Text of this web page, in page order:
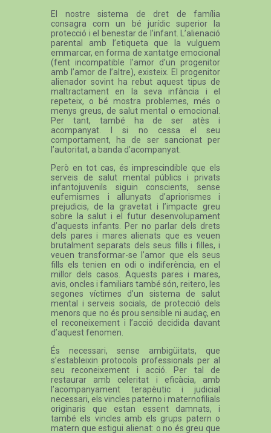
El nostre sistema de dret de família
consagra com un bé jurídic superior la
protecció i el benestar de l’infant. L’alienació
parental amb l’etiqueta que la vulguem
emmarcar, en forma de xantatge emocional
(fent incompatible l’amor d’un progenitor
amb l’amor de l’altre), existeix. El progenitor
alienador sovint ha rebut aquest tipus de
maltractament en la seva infància i el
repeteix, o bé mostra problemes, més o
menys greus, de salut mental o emocional.
Per tant, també ha de ser atès i
acompanyat. I si no cessa el seu
comportament, ha de ser sancionat per
l’autoritat, a banda d’acompanyat.
Però en tot cas, és imprescindible que els
serveis de salut mental públics i privats
infantojuvenils siguin conscients, sense
eufemismes i allunyats d’apriorismes i
prejudicis, de la gravetat i l’impacte greu
sobre la salut i el futur desenvolupament
d’aquests infants. Per no parlar dels drets
dels pares i mares alienats que es veuen
brutalment separats dels seus fills i filles, i
veuen transformar-se l’amor que els seus
fills els tenien en odi o indiferència, en el
millor dels casos. Aquests pares i mares,
avis, oncles i familiars també són, reitero, les
segones víctimes d’un sistema de salut
mental i serveis socials, de protecció dels
menors que no és prou sensible ni audaç, en
el reconeixement i l’acció decidida davant
d’aquest fenomen.
És necessari, sense ambigüitats, que
s’estableixin protocols professionals per al
seu reconeixement i acció. Per tal de
restaurar amb celeritat i eficàcia, amb
l’acompanyament terapèutic i judicial
necessari, els vincles paterno i maternofilials
originaris que estan essent damnats, i
també els vincles amb els grups patern o
matern que estigui alienat: o no és greu que